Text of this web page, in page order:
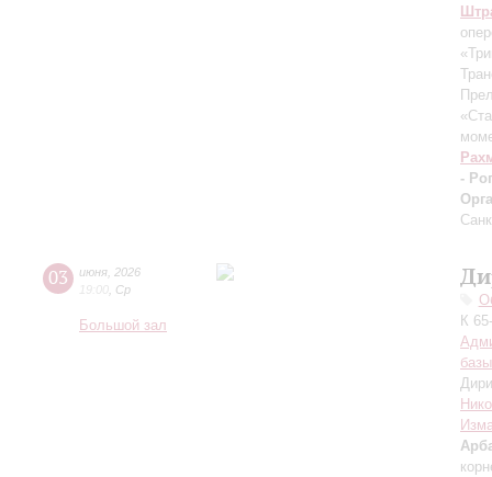
-
03 июня 2026
19:00 Ср
Большой зал
К
базы